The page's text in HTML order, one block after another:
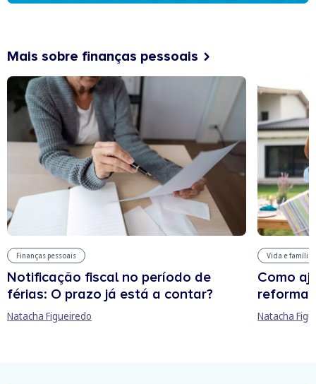
Mais sobre finanças pessoais
Finanças pessoais
Notificação fiscal no período de
férias: O prazo já está a contar?
Natacha Figueiredo
Vida e família
Como
reforma
Natacha